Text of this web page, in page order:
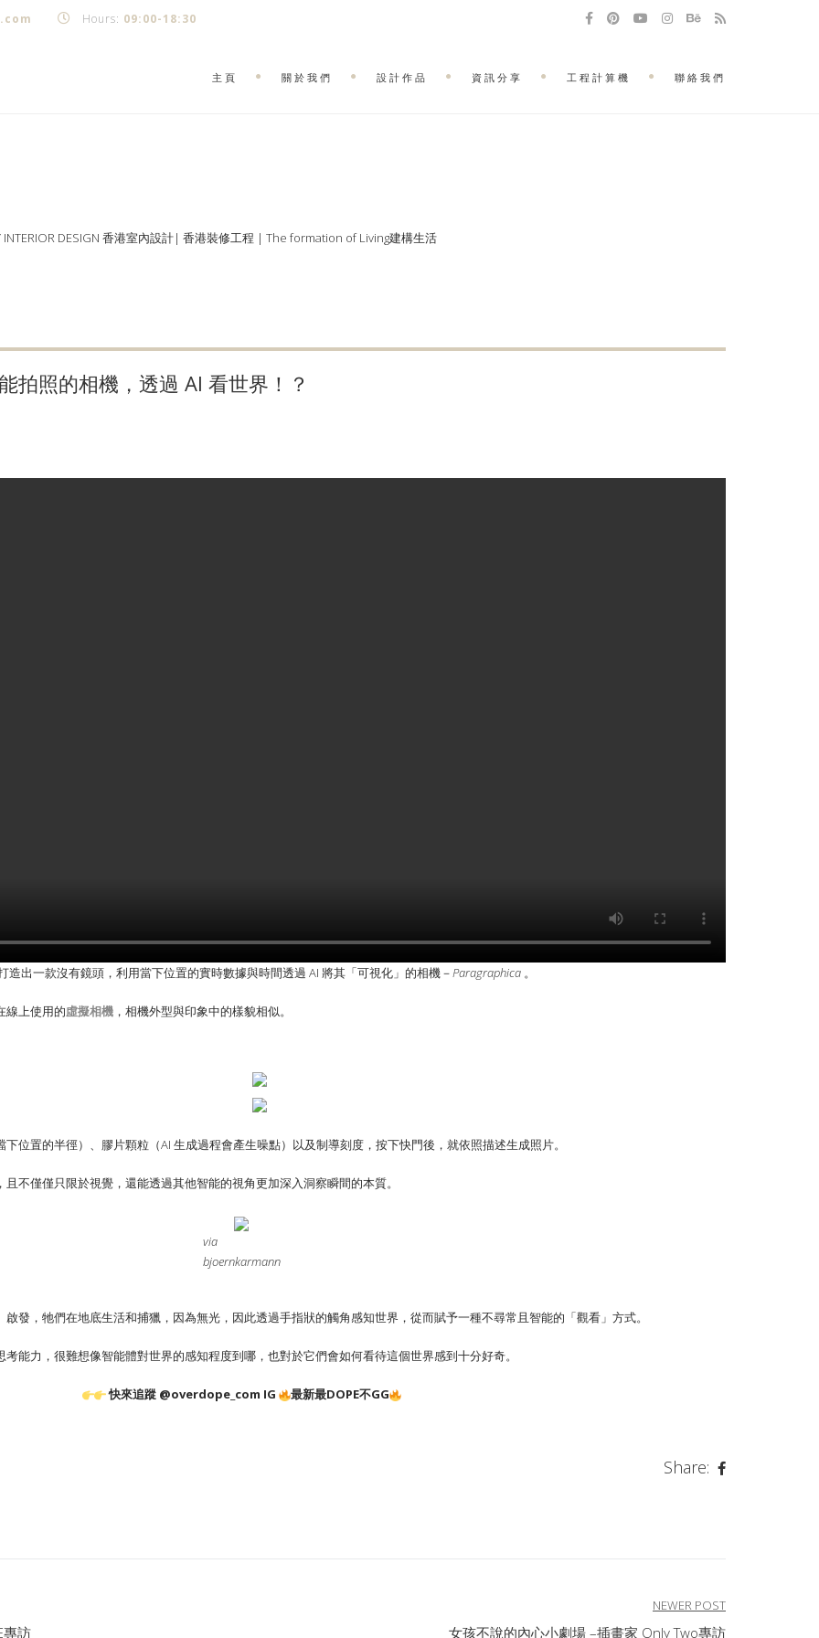
Hours: 09:00-18:30
主頁 關於我們 設計作品 資訊分享 工程計算機 聯絡我們
INTERIOR DESIGN 香港室內設計| 香港裝修工程 | The formation of Living建構生活
拍照的相機，透過 AI 看世界！？
出一款沒有鏡頭，利用當下位置的實時數據與時間透過 AI 將其「可視化」的相機－Paragraphica 。
線上使用的虛擬相機 ，相機外型與印象中的樣貌相似。
位置的半徑）、膠片顆粒（AI 生成過程會產生噪點）以及制導刻度，按下快門後，就依照描述生成照片。
不僅僅只限於視覺，還能透過其他智能的視角更加深入洞察瞬間的本質。
via
bjoernkarmann
發，牠們在地底生活和捕獵，因為無光，因此透過手指狀的觸角感知世界，從而賦予一種不尋常且智能的「觀看」方式。
能力，很難想像智能體對世界的感知程度到哪，也對於它們會如何看待這個世界感到十分好奇。
快來追蹤 @overdope_com IG 最新最DOPE不GG
Share:
專訪
NEWER POST
女孩不說的內心小劇場 –插畫家 Only Two專訪